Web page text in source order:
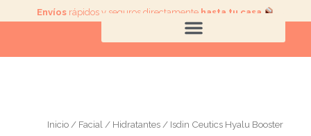
Envíos rápidos y seguros directamente hasta tu casa
Inicio / Facial / Hidratantes / Isdin Ceutics Hyalu Booster